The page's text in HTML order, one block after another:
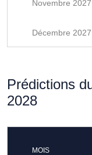
Novembre 2027
Décembre 2027
Prédictions
2028
MOIS